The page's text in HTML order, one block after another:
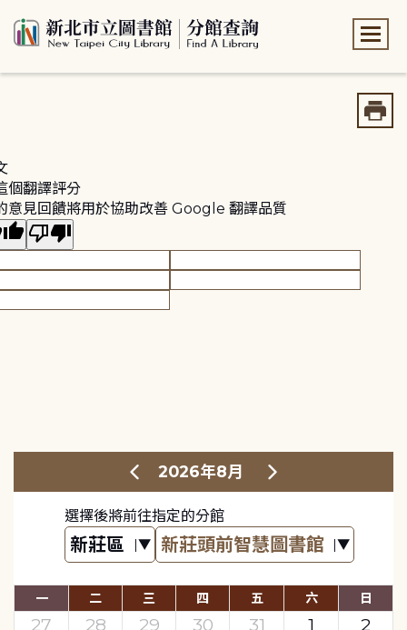
個翻譯評分
意見回饋將用於協助改善 Google 翻譯品質
2026年8月
選擇後將前往指定的分館
一 二 三 四 五 六 日
27 28 29 30 31 1
2